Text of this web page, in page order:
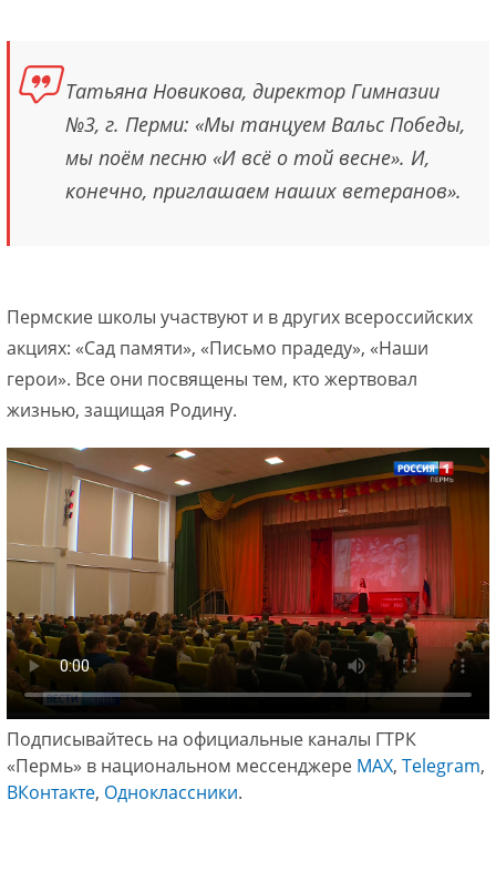
Татьяна Новикова, директор Гимназии
№3, г. Перми: «Мы танцуем Вальс Победы,
мы поём песню «И всё о той весне». И,
конечно, приглашаем наших ветеранов».
Пермские школы участвуют и в других всероссийских
акциях: «Сад памяти», «Письмо прадеду», «Наши
герои». Все они посвящены тем, кто жертвовал
жизнью, защищая Родину.
Подписывайтесь на официальные каналы ГТРК
«Пермь» в национальном мессенджере МАХ, Telegram,
ВКонтакте, Одноклассники.